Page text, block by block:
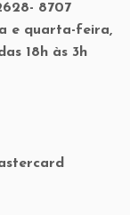
8707
e quarta-feira,
18h às 3h